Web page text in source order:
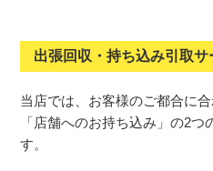
出張回収・持ち込み引取サ
当店では、お客様のご都合に
「店舗へのお持ち込み」の2
す。